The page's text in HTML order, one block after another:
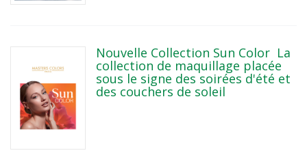
Nouvelle Collection Sun Color La
collection de maquillage placée
sous le signe des soirées d'été et
des couchers de soleil